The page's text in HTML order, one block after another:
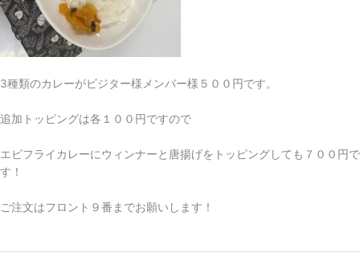
3種類のカレーがビジター様メンバー様５００円です。
追加トッピングは各１００円ですので
エビフライカレーにウィンナーと唐揚げをトッピングしても７００円で
す！
ご注文はフロント９番までお願いします！